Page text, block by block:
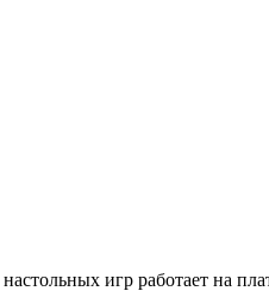
игр работает на